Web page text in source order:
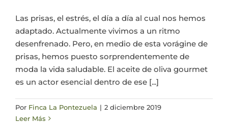
Las prisas, el estrés, el día a día al cual nos hemos
adaptado. Actualmente vivimos a un ritmo
desenfrenado. Pero, en medio de esta vorágine de
prisas, hemos puesto sorprendentemente de
moda la vida saludable. El aceite de oliva gourmet
es un actor esencial dentro de ese [...]
Por Finca La Pontezuela | 2 diciembre 2019
Leer Más